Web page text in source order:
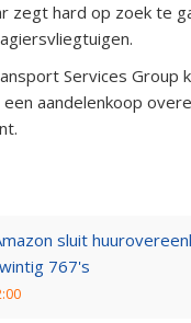
zegt hard op zoek te
Services Group
aandelenkoop
sluit
767's